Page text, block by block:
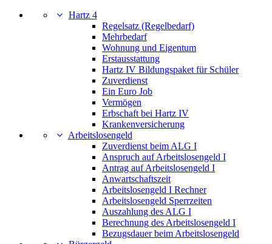
Hartz 4
Regelsatz (Regelbedarf)
Mehrbedarf
Wohnung und Eigentum
Erstausstattung
Hartz IV Bildungspaket für Schüler
Zuverdienst
Ein Euro Job
Vermögen
Erbschaft bei Hartz IV
Krankenversicherung
Arbeitslosengeld
Zuverdienst beim ALG I
Anspruch auf Arbeitslosengeld I
Antrag auf Arbeitslosengeld I
Anwartschaftszeit
Arbeitslosengeld I Rechner
Arbeitslosengeld Sperrzeiten
Auszahlung des ALG I
Berechnung des Arbeitslosengeld I
Bezugsdauer beim Arbeitslosengeld